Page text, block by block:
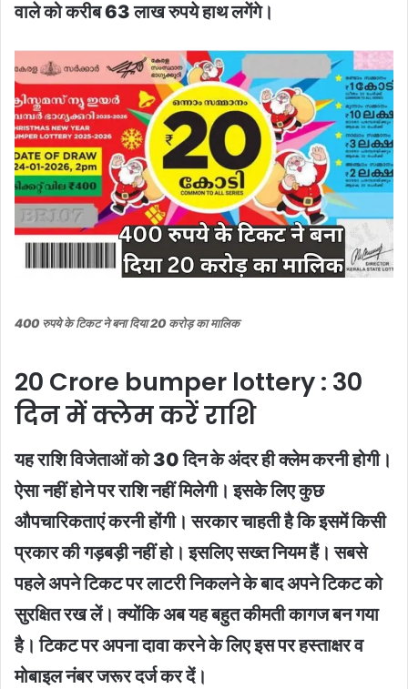
वाले को करीब 63 लाख रुपये हाथ लगेंगे।
400 रुपये के टिकट ने बना दिया 20 करोड़ का मालिक
20 Crore bumper lottery : 30
दिन में क्लेम करें राशि
यह राशि विजेताओं को 30 दिन के अंदर ही क्लेम करनी होगी।
ऐसा नहीं होने पर राशि नहीं मिलेगी। इसके लिए कुछ
औपचारिकताएं करनी होंगी। सरकार चाहती है कि इसमें किसी
प्रकार की गड़बड़ी नहीं हो। इसलिए सख्त नियम हैं। सबसे
पहले अपने टिकट पर लाटरी निकलने के बाद अपने टिकट को
सुरक्षित रख लें। क्योंकि अब यह बहुत कीमती कागज बन गया
है। टिकट पर अपना दावा करने के लिए इस पर हस्ताक्षर व
मोबाइल नंबर जरूर दर्ज कर दें।